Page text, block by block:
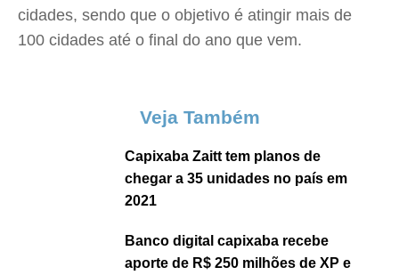
cidades, sendo que o objetivo é atingir mais de
100 cidades até o final do ano que vem.
Veja Também
Capixaba Zaitt tem planos de
chegar a 35 unidades no país em
2021
Banco digital capixaba recebe
aporte de R$ 250 milhões de XP e